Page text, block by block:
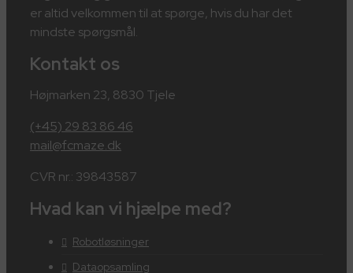
er altid velkommen til at spørge, hvis du har det
mindste spørgsmål.
Kontakt os
Højmarken 23, 8830 Tjele
(+45) 29 83 86 46
mail@fcmaze.dk
CVR nr.: 39843587
Hvad kan vi hjælpe med?
Robotløsninger
Dataopsamling